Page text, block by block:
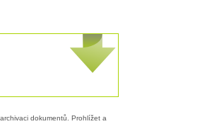
dokumentů. Prohlížet a